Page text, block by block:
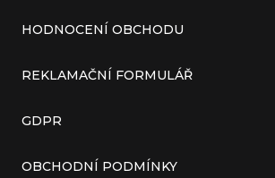
HODNOCENÍ OBCHODU
REKLAMAČNÍ FORMULÁŘ
GDPR
OBCHODNÍ PODMÍNKY